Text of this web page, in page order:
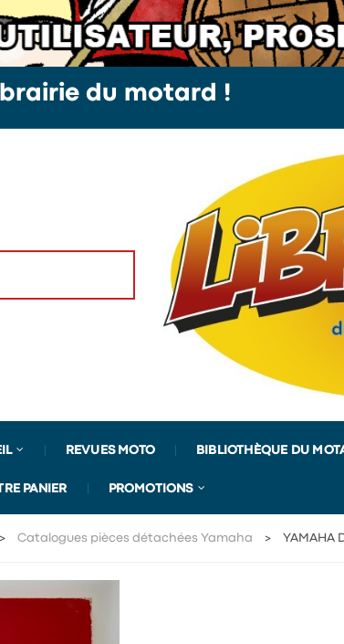
du motard !
REVUES MOTO BIBLIOTHÈQUE DU
PANIER PROMOTIONS
Catalogues pièces détachées Yamaha YAMAHA